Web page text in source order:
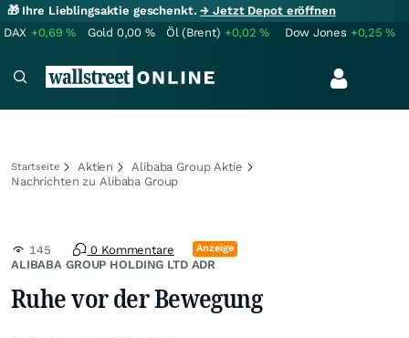
🎁 Ihre Lieblingsaktie geschenkt.→ Jetzt Depot eröffnen
DAX +0,69% Gold 0,00 % Öl (Brent) +0,02% Dow Jones +0,25%
Startseite Aktien
Alibaba Group Aktie
Nachrichten zu Alibaba Group
ALIBABA GROUP HOLDING LTD ADR
145 0 Kommentare Anzeige
Ruhe vor der Bewegung